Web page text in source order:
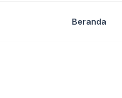
Beranda